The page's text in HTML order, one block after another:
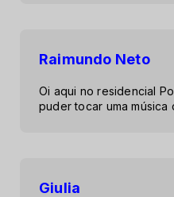
Raimundo Neto
Oi aqui no residencial
puder tocar uma música
Giulia